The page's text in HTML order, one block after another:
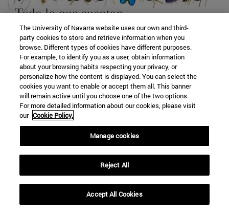
Audio 4.2
The University of Navarra website uses our own and third-
party cookies to store and retrieve information when you
browse. Different types of cookies have different purposes.
For example, to identify you as a user, obtain information
about your browsing habits respecting your privacy, or
personalize how the content is displayed. You can select the
cookies you want to enable or accept them all. This banner
will remain active until you choose one of the two options.
For more detailed information about our cookies, please visit
our Cookie Policy.
Manage cookies
Reject All
Accept All Cookies